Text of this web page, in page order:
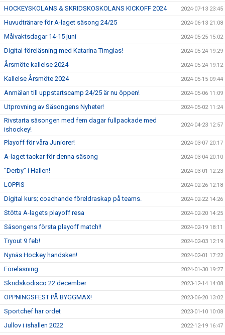
HOCKEYSKOLANS & SKRIDSKOSKOLANS KICKOFF 2024 2024-07-13 23:45
Huvudtränare för A-laget säsong 24/25 2024-06-13 21:08
Målvaktsdagar 14-15 juni 2024-05-25 15:02
Digital föreläsning med Katarina Timglas! 2024-05-24 19:29
Årsmöte kallelse 2024 2024-05-24 19:12
Kallelse Årsmöte 2024 2024-05-15 09:44
Anmälan till uppstartscamp 24/25 är nu öppen! 2024-05-06 11:09
Utprovning av Säsongens Nyheter! 2024-05-02 11:24
Rivstarta säsongen med fem dagar fullpackade med
ishockey!
2024-04-23 12:57
Playoff för våra Juniorer! 2024-03-07 20:17
A-laget tackar för denna säsong 2024-03-04 20:10
”Derby” i Hallen! 2024-03-01 12:23
LOPPIS 2024-02-26 12:18
Digital kurs; coachande föreldraskap på teams. 2024-02-22 14:26
Stötta A-lagets playoff resa 2024-02-20 14:25
Säsongens första playoff match!! 2024-02-19 18:11
Tryout 9 feb! 2024-02-03 12:19
Nynäs Hockey handsken! 2024-02-01 17:22
Föreläsning 2024-01-30 19:27
Skridskodisco 22 december 2023-12-14 14:08
ÖPPNINGSFEST PÅ BYGGMAX! 2023-06-20 13:02
Sportchef har ordet 2023-01-10 10:08
Jullov i ishallen 2022 2022-12-19 16:47